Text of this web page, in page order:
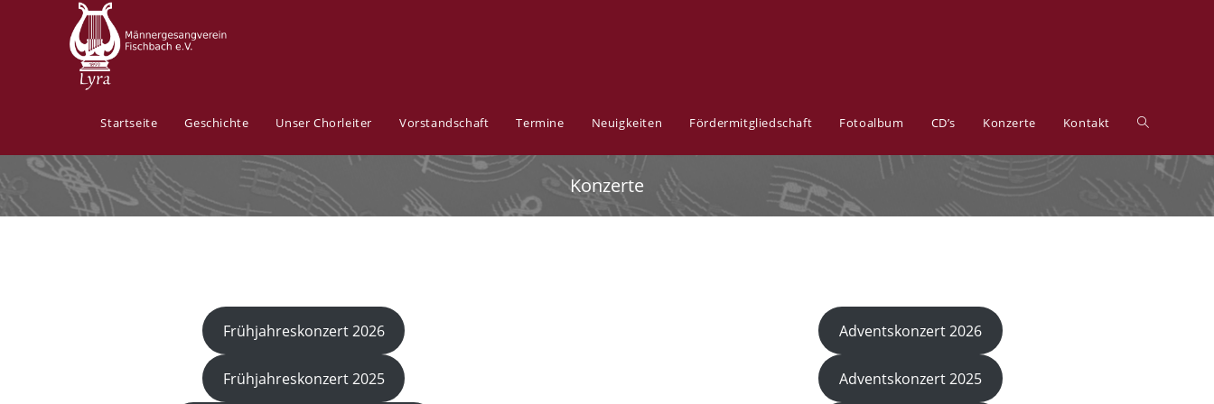
Startseite Geschichte Unser Chorleiter Vorstandschaft Termine Neuigkeiten Fördermitgliedschaft Fotoalbum CD’s Konzerte Kontakt
Konzerte
Frühjahreskonzert 2026 Adventskonzert 2026
Frühjahreskonzert 2025 Adventskonzert 2025